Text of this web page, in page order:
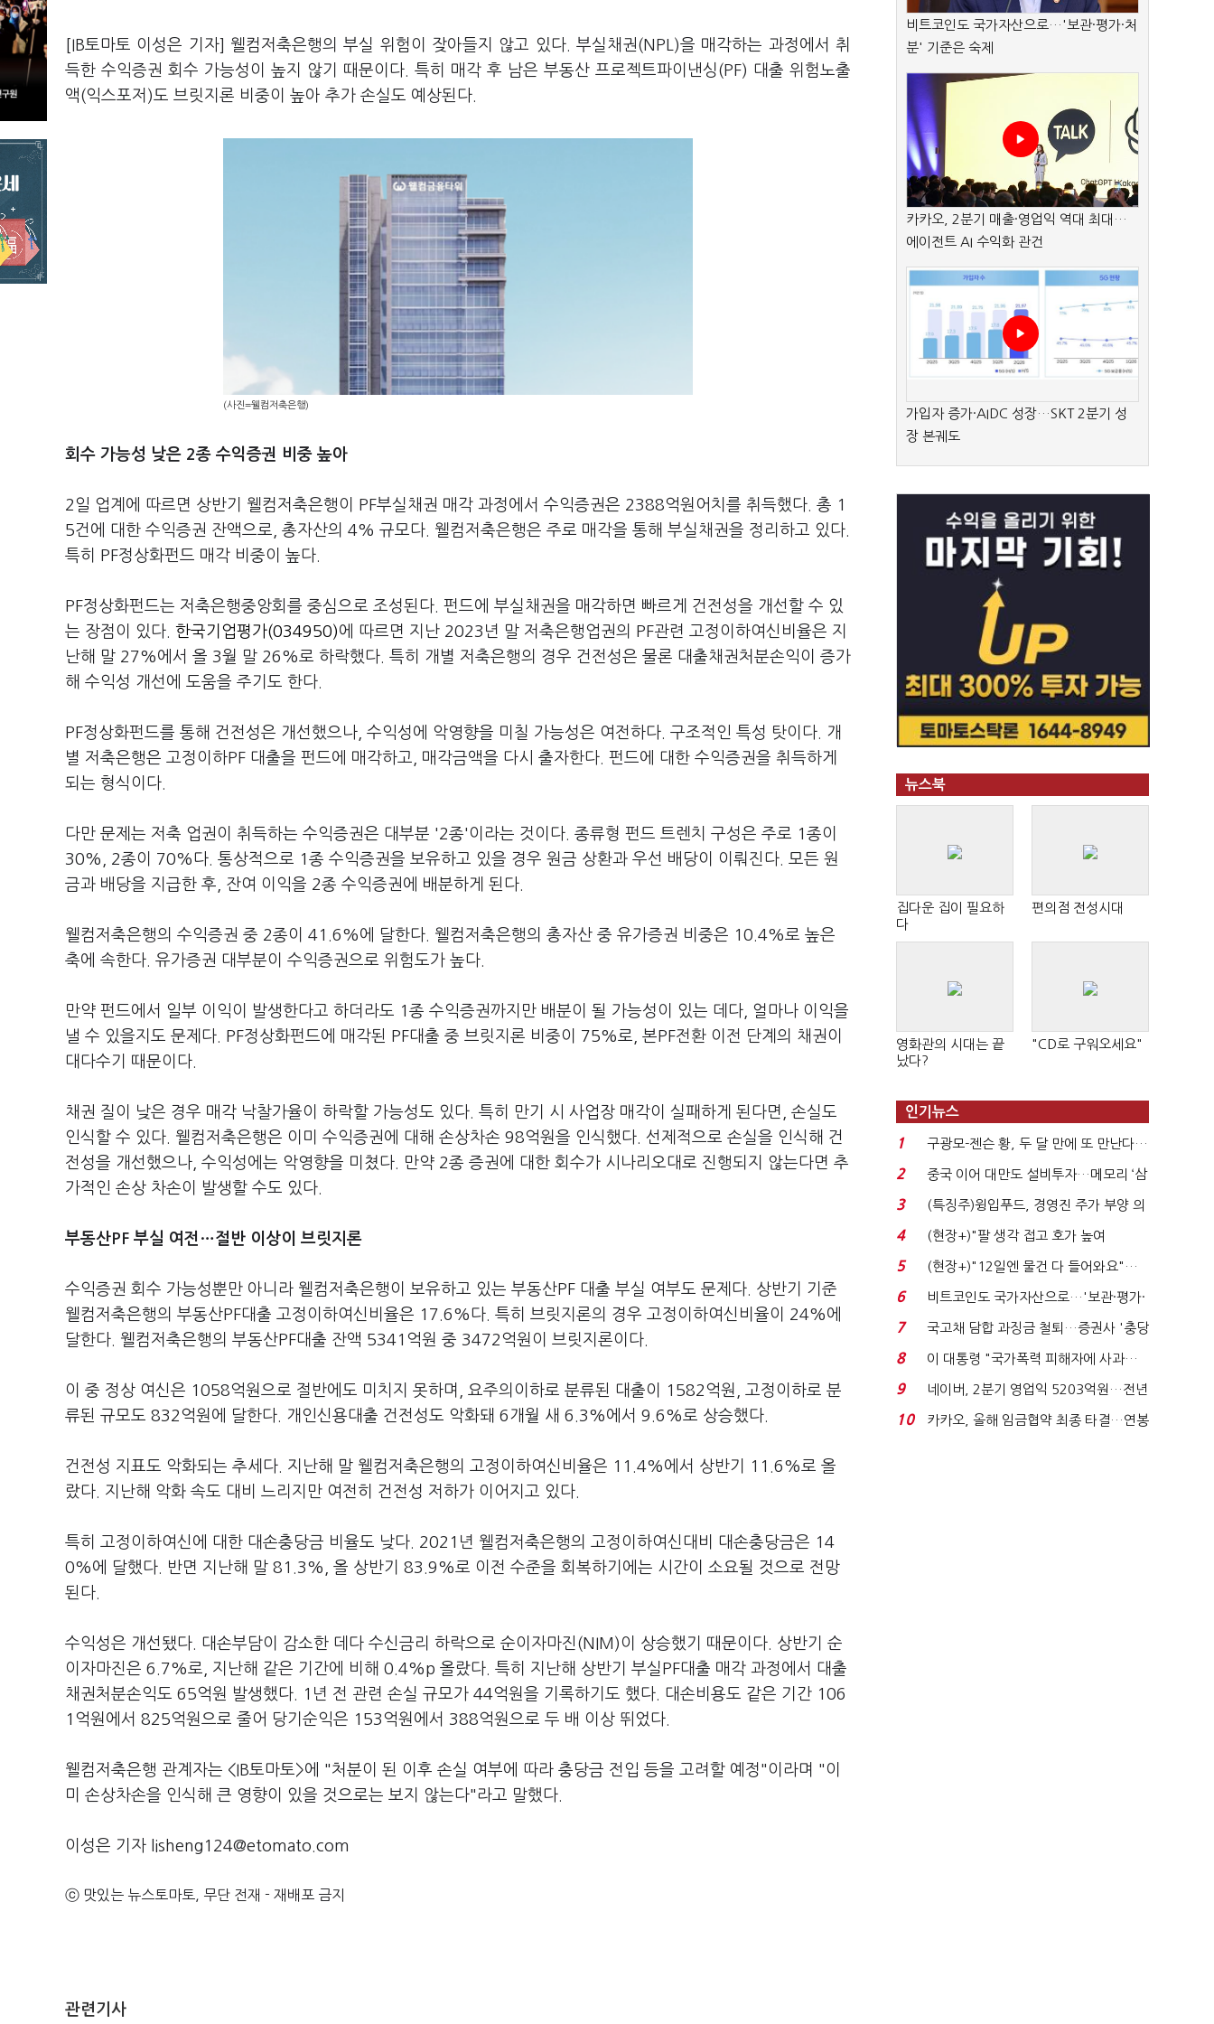
[IB토마토 이성은 기자] 웰컴저축은행의 부실 위험이 잦아들지 않고 있다. 부실채권(NPL)을 매각하는 과정에서 취
득한 수익증권 회수 가능성이 높지 않기 때문이다. 특히 매각 후 남은 부동산 프로젝트파이낸싱(PF) 대출 위험노출
액(익스포저)도 브릿지론 비중이 높아 추가 손실도 예상된다.
(사진=웰컴저축은행)
회수 가능성 낮은 2종 수익증권 비중 높아
2일 업계에 따르면 상반기 웰컴저축은행이 PF부실채권 매각 과정에서 수익증권은 2388억원어치를 취득했다. 총 1
5건에 대한 수익증권 잔액으로, 총자산의 4% 규모다. 웰컴저축은행은 주로 매각을 통해 부실채권을 정리하고 있다.
특히 PF정상화펀드 매각 비중이 높다.
PF정상화펀드는 저축은행중앙회를 중심으로 조성된다. 펀드에 부실채권을 매각하면 빠르게 건전성을 개선할 수 있
는 장점이 있다. 한국기업평가(034950)에 따르면 지난 2023년 말 저축은행업권의 PF관련 고정이하여신비율은 지
난해 말 27%에서 올 3월 말 26%로 하락했다. 특히 개별 저축은행의 경우 건전성은 물론 대출채권처분손익이 증가
해 수익성 개선에 도움을 주기도 한다.
PF정상화펀드를 통해 건전성은 개선했으나, 수익성에 악영향을 미칠 가능성은 여전하다. 구조적인 특성 탓이다. 개
별 저축은행은 고정이하PF 대출을 펀드에 매각하고, 매각금액을 다시 출자한다. 펀드에 대한 수익증권을 취득하게
되는 형식이다.
다만 문제는 저축 업권이 취득하는 수익증권은 대부분 '2종'이라는 것이다. 종류형 펀드 트렌치 구성은 주로 1종이
30%, 2종이 70%다. 통상적으로 1종 수익증권을 보유하고 있을 경우 원금 상환과 우선 배당이 이뤄진다. 모든 원
금과 배당을 지급한 후, 잔여 이익을 2종 수익증권에 배분하게 된다.
웰컴저축은행의 수익증권 중 2종이 41.6%에 달한다. 웰컴저축은행의 총자산 중 유가증권 비중은 10.4%로 높은
축에 속한다. 유가증권 대부분이 수익증권으로 위험도가 높다.
만약 펀드에서 일부 이익이 발생한다고 하더라도 1종 수익증권까지만 배분이 될 가능성이 있는 데다, 얼마나 이익을
낼 수 있을지도 문제다. PF정상화펀드에 매각된 PF대출 중 브릿지론 비중이 75%로, 본PF전환 이전 단계의 채권이
대다수기 때문이다.
채권 질이 낮은 경우 매각 낙찰가율이 하락할 가능성도 있다. 특히 만기 시 사업장 매각이 실패하게 된다면, 손실도
인식할 수 있다. 웰컴저축은행은 이미 수익증권에 대해 손상차손 98억원을 인식했다. 선제적으로 손실을 인식해 건
전성을 개선했으나, 수익성에는 악영향을 미쳤다. 만약 2종 증권에 대한 회수가 시나리오대로 진행되지 않는다면 추
가적인 손상 차손이 발생할 수도 있다.
부동산PF 부실 여전…절반 이상이 브릿지론
수익증권 회수 가능성뿐만 아니라 웰컴저축은행이 보유하고 있는 부동산PF 대출 부실 여부도 문제다. 상반기 기준
웰컴저축은행의 부동산PF대출 고정이하여신비율은 17.6%다. 특히 브릿지론의 경우 고정이하여신비율이 24%에
달한다. 웰컴저축은행의 부동산PF대출 잔액 5341억원 중 3472억원이 브릿지론이다.
이 중 정상 여신은 1058억원으로 절반에도 미치지 못하며, 요주의이하로 분류된 대출이 1582억원, 고정이하로 분
류된 규모도 832억원에 달한다. 개인신용대출 건전성도 악화돼 6개월 새 6.3%에서 9.6%로 상승했다.
건전성 지표도 악화되는 추세다. 지난해 말 웰컴저축은행의 고정이하여신비율은 11.4%에서 상반기 11.6%로 올
랐다. 지난해 악화 속도 대비 느리지만 여전히 건전성 저하가 이어지고 있다.
특히 고정이하여신에 대한 대손충당금 비율도 낮다. 2021년 웰컴저축은행의 고정이하여신대비 대손충당금은 14
0%에 달했다. 반면 지난해 말 81.3%, 올 상반기 83.9%로 이전 수준을 회복하기에는 시간이 소요될 것으로 전망
된다.
수익성은 개선됐다. 대손부담이 감소한 데다 수신금리 하락으로 순이자마진(NIM)이 상승했기 때문이다. 상반기 순
이자마진은 6.7%로, 지난해 같은 기간에 비해 0.4%p 올랐다. 특히 지난해 상반기 부실PF대출 매각 과정에서 대출
채권처분손익도 65억원 발생했다. 1년 전 관련 손실 규모가 44억원을 기록하기도 했다. 대손비용도 같은 기간 106
1억원에서 825억원으로 줄어 당기순익은 153억원에서 388억원으로 두 배 이상 뛰었다.
웰컴저축은행 관계자는 <IB토마토>에 "처분이 된 이후 손실 여부에 따라 충당금 전입 등을 고려할 예정"이라며 "이
미 손상차손을 인식해 큰 영향이 있을 것으로는 보지 않는다"라고 말했다.
이성은 기자 lisheng124@etomato.com
ⓒ 맛있는 뉴스토마토, 무단 전재 - 재배포 금지
관련기사
비트코인도 국가자산으로…'보관·평가·처
분' 기준은 숙제
카카오, 2분기 매출·영업익 역대 최대…
에이전트 AI 수익화 관건
가입자 증가·AIDC 성장…SKT 2분기 성
장 본궤도
뉴스북
집다운 집이 필요하
다
편의점 전성시대
영화관의 시대는 끝
났다?
"CD로 구워오세요"
인기뉴스
1
구광모-젠슨 황, 두 달 만에 또 만난다…
로봇·AI 등 논...
2
중국 이어 대만도 설비투자…메모리 ‘삼
국전쟁’
3
(특징주)윙입푸드, 경영진 주가 부양 의
지에 상한가...
4
(현장+)"팔 생각 접고 호가 높여
요"…'덜 똘똘한 한 채' 20...
5
(현장+)"12일엔 물건 다 들어와요"…
빈 매대 채우며 문 연 ...
6
비트코인도 국가자산으로…'보관·평가·
처분' 기준은 ...
7
국고채 담합 과징금 철퇴…증권사 '충당
금 폭탄' 우려...
8
이 대통령 "국가폭력 피해자에 사과…
적극적 조사로 진...
9
네이버, 2분기 영업익 5203억원…전년
비 0.2% 감소...
10
카카오, 올해 임금협약 최종 타결…연봉